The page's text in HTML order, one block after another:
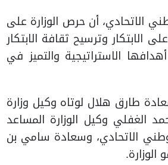
الاتحادي، أن حرص الوزارة على
الابتكار وترسيح ثقافة الابتكار
الاستراتيجية والتميز في
طارق هلال لوتاه وكيل وزارة
الغفلي وكيل الوزارة المساعد
الاتحادي، وسعادة سامي بن